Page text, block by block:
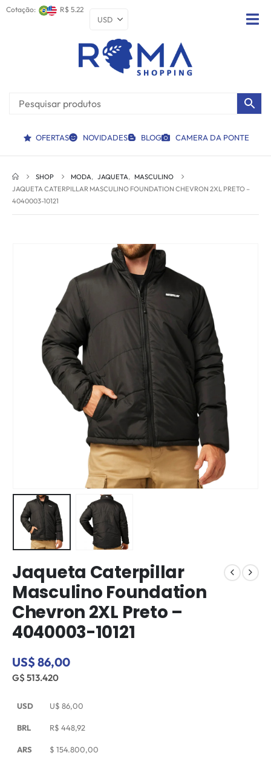
Cotação: R$ 5.22
OFERTAS NOVIDADES BLOG CAMERA DA PONTE
SHOP MODA, JAQUETA, MASCULINO
JAQUETA CATERPILLAR MASCULINO FOUNDATION CHEVRON 2XL PRETO –
4040003-10121
Jaqueta Caterpillar
Masculino Foundation
Chevron 2XL Preto –
4040003-10121
US$ 86,00
G$ 513.420
USD U$ 86,00
BRL R$ 448,92
ARS $ 154.800,00